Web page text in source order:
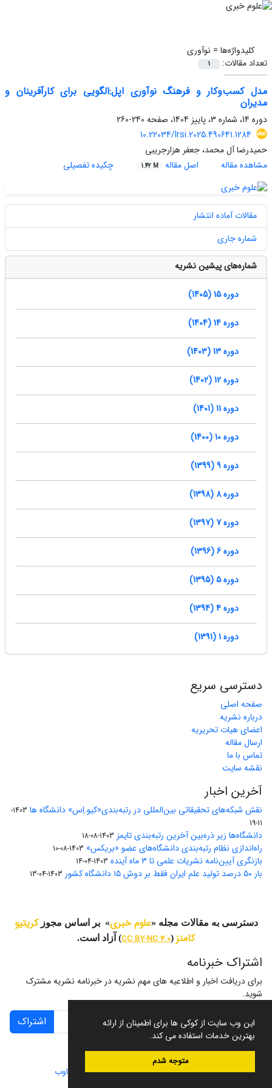
این وب سایت از کوکی ها برای اطمینان از ارائه
بهترین خدمات استفاده می کند.
متوجه شدم
کلیدواژه‌ها = نوآوری
تعداد مقالات:
1
مدل کسب‌وکار و فرهنگ نوآوری اپل:الگویی برای کارآفرینان و
مدیران
دوره 14، شماره 3، پاییز 1404، صفحه
240-260
10.22034/lrsi.2025.490641.1284
حمیدرضا آل محمد، جعفر هزارجریبی
مشاهده مقاله
اصل مقاله 1.42 M چکیده تفصیلی
مقالات آماده انتشار
شماره جاری
شماره‌های پیشین نشریه
دوره 15 (1405)
دوره 14 (1404)
دوره 13 (1403)
دوره 12 (1402)
دوره 11 (1401)
دوره 10 (1400)
دوره 9 (1399)
دوره 8 (1398)
دوره 7 (1397)
دوره 6 (1396)
دوره 5 (1395)
دوره 4 (1394)
دوره 1 (1391)
دسترسی سریع
صفحه اصلی
درباره نشریه
اعضای هیات تحریریه
ارسال مقاله
تماس با ما
نقشه سایت
آخرین اخبار
نقش شبکه‌های تحقیقاتی بین‌المللی در رتبه‌بندی«کیو.اِس» دانشگاه ها
1403-
11-19
دانشگاه‌ها زیر ذره‌بین آخرین رتبه‌بندی تایمز 1403-08-18
راه‌اندازی نظام رتبه‌بندی دانشگاه‌‌های عضو «بریکس» 1403-08-10
بازنگری آیین‌نامه نشریات علمی تا ۳ ماه آینده 1403-04-14
بار ۵۰ درصد تولید علم ایران فقط بر دوش ۱۵ دانشگاه کشور 1403-04-13
دسترسی به مقالات مجله «علوم خبری» بر اساس مجوزکریتیو
کامنز (
CC BY-NC 4.0) آزاد است.
اشتراک خبرنامه
برای دریافت اخبار و اطلاعیه های مهم نشریه در خبرنامه نشریه مشترک
شوید.
اشتراک
سامانه مدیریت نشریات علمی.طراحی و پیاده سازی از سیناوب